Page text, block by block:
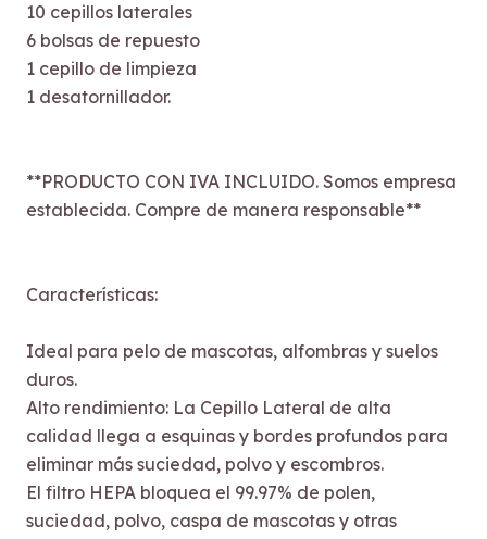
10 cepillos laterales
6 bolsas de repuesto
1 cepillo de limpieza
1 desatornillador.
**PRODUCTO CON IVA INCLUIDO. Somos empresa
establecida. Compre de manera responsable**
Características:
Ideal para pelo de mascotas, alfombras y suelos
duros.
Alto rendimiento: La Cepillo Lateral de alta
calidad llega a esquinas y bordes profundos para
eliminar más suciedad, polvo y escombros.
El filtro HEPA bloquea el 99.97% de polen,
suciedad, polvo, caspa de mascotas y otras